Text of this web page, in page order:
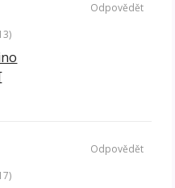
Odpovědět
Odpovědět